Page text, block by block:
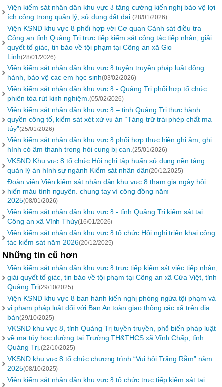
Viện kiểm sát nhân dân khu vực 8 tăng cường kiến nghị bảo vệ lợi
ích công trong quản lý, sử dụng đất đai. (28/01/2026)
Viện KSND khu vực 8 phối hợp với Cơ quan Cảnh sát điều tra
Công an tỉnh Quảng Trị trực tiếp kiểm sát công tác tiếp nhận, giải
quyết tố giác, tin báo về tội phạm tại Công an xã Gio
Linh(28/01/2026)
Viện kiểm sát nhân dân khu vực 8 tuyên truyền pháp luật đồng
hành, bảo vệ các em học sinh(03/02/2026)
Viện kiểm sát nhân dân khu vực 8 - Quảng Trị phối hợp tổ chức
phiên tòa rút kinh nghiệm. (05/02/2026)
Viện kiểm sát nhân dân khu vực 8 – tỉnh Quảng Trị thực hành
quyền công tố, kiểm sát xét xử vụ án “Tàng trữ trái phép chất ma
túy”(25/01/2026)
Viện kiểm sát nhân dân khu vực 8 phối hợp thực hiện ghi âm, ghi
hình có âm thanh trong hỏi cung bị can. (25/01/2026)
VKSND Khu vực 8 tổ chức Hội nghị tập huấn sử dụng nền tảng
quản lý án hình sự ngành Kiểm sát nhân dân(20/12/2025)
Đoàn viên Viện kiểm sát nhân dân khu vực 8 tham gia ngày hội
hiến máu tình nguyện, chung tay vì cộng đồng năm
2025(08/01/2026)
Viện kiểm sát nhân dân khu vực 8 - tỉnh Quảng Trị kiểm sát tại
Công an xã Vĩnh Thủy(16/01/2026)
Viện kiểm sát nhân dân khu vực 8 tổ chức Hội nghị triển khai công
tác kiểm sát năm 2026(20/12/2025)
Những tin cũ hơn
Viện kiểm sát nhân dân khu vực 8 trực tiếp kiểm sát việc tiếp nhận,
giải quyết tố giác, tin báo về tội phạm tại Công an xã Cửa Việt, tỉnh
Quảng Trị(29/10/2025)
Viện KSND khu vực 8 ban hành kiến nghị phòng ngừa tội phạm và
vi phạm pháp luật đối với Ban An toàn giao thông các xã trên địa
bàn(29/10/2025)
VKSND khu vực 8, tỉnh Quảng Trị tuyền truyền, phổ biến pháp luật
về ma túy học đường tại Trường TH&THCS xã Vĩnh Chấp, tỉnh
Quảng Trị. (22/10/2025)
VKSND khu vực 8 tổ chức chương trình “Vui hội Trăng Rằm” năm
2025(08/10/2025)
Viện kiểm sát nhân dân khu vực 8 tổ chức trực tiếp kiểm sát tại